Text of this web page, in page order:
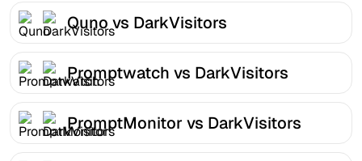
Quno vs DarkVisitors
Promptwatch vs DarkVisitors
PromptMonitor vs DarkVisitors